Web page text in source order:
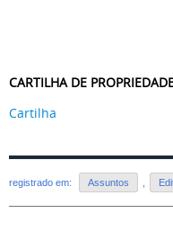
CARTILHA DE
Cartilha
registrado em: Assuntos